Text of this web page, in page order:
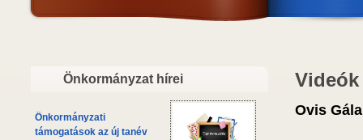
Önkormányzat hírei
Önkormányzati
támogatások az új tanév
Videók
Ovis